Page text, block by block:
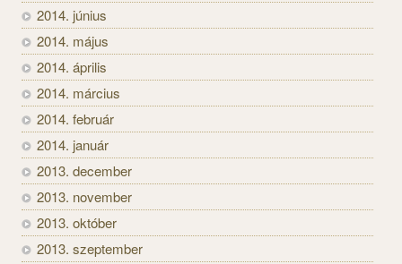
2014. június
2014. május
2014. április
2014. március
2014. február
2014. január
2013. december
2013. november
2013. október
2013. szeptember